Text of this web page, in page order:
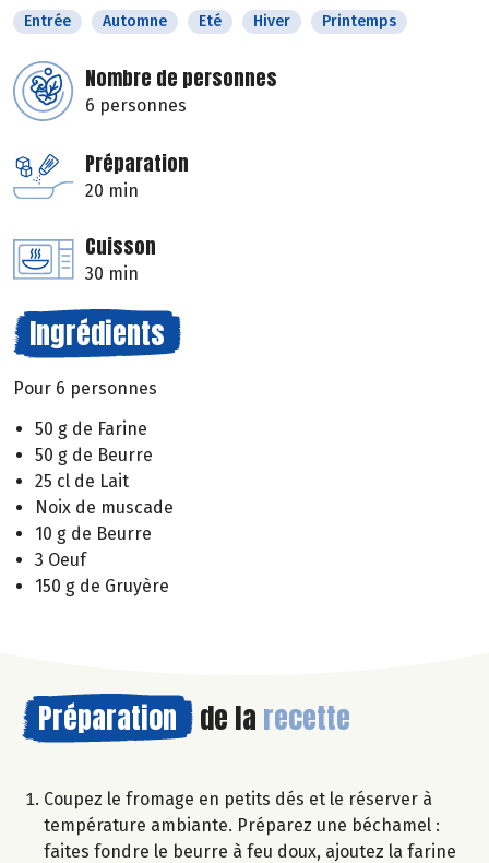
Entrée Automne Eté Hiver Printemps
Nombre de personnes
6 personnes
Préparation
20 min
Cuisson
30 min
Ingrédients
Pour 6 personnes
50 g de Farine
50 g de Beurre
25 cl de Lait
Noix de muscade
10 g de Beurre
3 Oeuf
150 g de Gruyère
Préparation de la recette
Coupez le fromage en petits dés et le réserver à
température ambiante. Préparez une béchamel :
faites fondre le beurre à feu doux, ajoutez la farine